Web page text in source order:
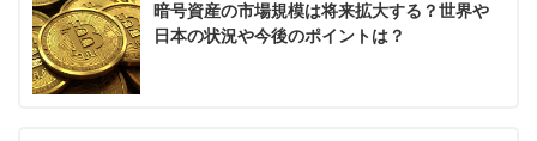
暗号資産の市場規模は将来拡大する？世界や
日本の状況や今後のポイントは？